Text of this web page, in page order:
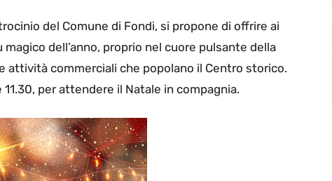
del Comune di Fondi, si propone di offrire ai
dell’anno, proprio nel cuore pulsante della
attività commerciali che popolano il Centro storico.
per attendere il Natale in compagnia.